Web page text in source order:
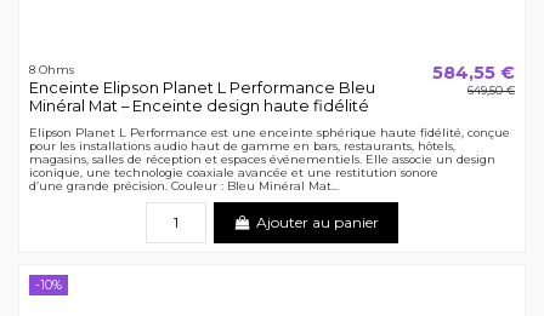
8 Ohms
Enceinte Elipson Planet L Performance Bleu
Minéral Mat – Enceinte design haute fidélité
584,55 €
649,50 €
Elipson Planet L Performance est une enceinte sphérique haute fidélité, conçue
pour les installations audio haut de gamme en bars, restaurants, hôtels,
magasins, salles de réception et espaces événementiels. Elle associe un design
iconique, une technologie coaxiale avancée et une restitution sonore
d’une grande précision. Couleur : Bleu Minéral Mat...
Ajouter au panier
-10%